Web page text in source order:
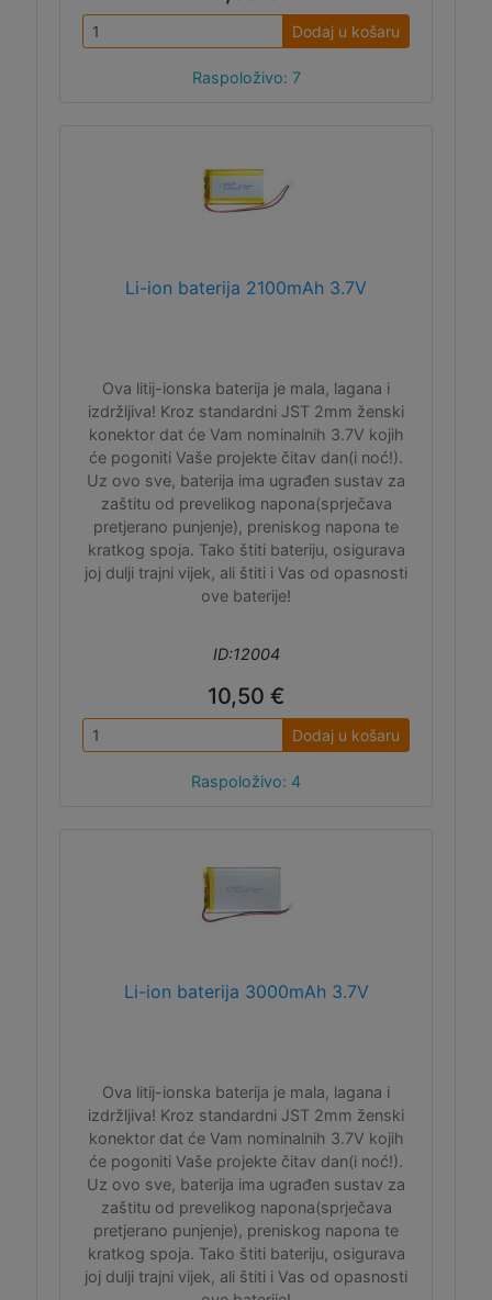
Dodaj u košaru
Raspoloživo: 7
Li-ion baterija 2100mAh 3.7V
Ova litij-ionska baterija je mala, lagana i
izdržljiva! Kroz standardni JST 2mm ženski
konektor dat će Vam nominalnih 3.7V kojih
će pogoniti Vaše projekte čitav dan(i noć!).
Uz ovo sve, baterija ima ugrađen sustav za
zaštitu od prevelikog napona(sprječava
pretjerano punjenje), preniskog napona te
kratkog spoja. Tako štiti bateriju, osigurava
joj dulji trajni vijek, ali štiti i Vas od opasnosti
ove baterije!
ID:12004
10,50 €
Dodaj u košaru
Raspoloživo: 4
Li-ion baterija 3000mAh 3.7V
Ova litij-ionska baterija je mala, lagana i
izdržljiva! Kroz standardni JST 2mm ženski
konektor dat će Vam nominalnih 3.7V kojih
će pogoniti Vaše projekte čitav dan(i noć!).
Uz ovo sve, baterija ima ugrađen sustav za
zaštitu od prevelikog napona(sprječava
pretjerano punjenje), preniskog napona te
kratkog spoja. Tako štiti bateriju, osigurava
joj dulji trajni vijek, ali štiti i Vas od opasnosti